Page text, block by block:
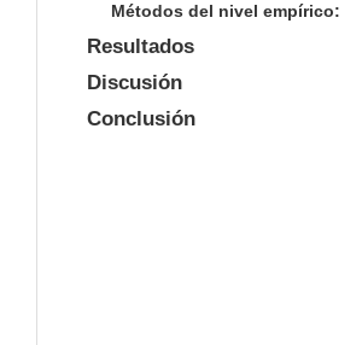
Métodos del nivel empírico:
Resultados
Discusión
Conclusión